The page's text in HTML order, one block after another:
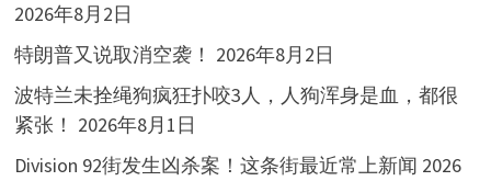
2026年8月2日
特朗普又说取消空袭！ 2026年8月2日
波特兰未拴绳狗疯狂扑咬3人，人狗浑身是血，都很
紧张！ 2026年8月1日
Division 92街发生凶杀案！这条街最近常上新闻 2026